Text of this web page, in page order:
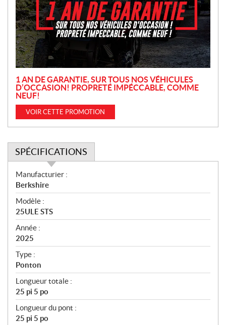
o
t
i
o
n
1 AN DE GARANTIE, SUR TOUS NOS VÉHICULES
D’OCCASION! PROPRETÉ IMPÉCCABLE, COMME
NEUF!
VOIR CETTE PROMOTION
SPÉCIFICATIONS
S
p
é
c
i
f
i
c
a
t
i
o
n
s
Manufacturier :
Berkshire
Modèle :
25ULE STS
Année :
2025
Type :
Ponton
Longueur totale :
25 pi 5 po
Longueur du pont :
25 pi 5 po